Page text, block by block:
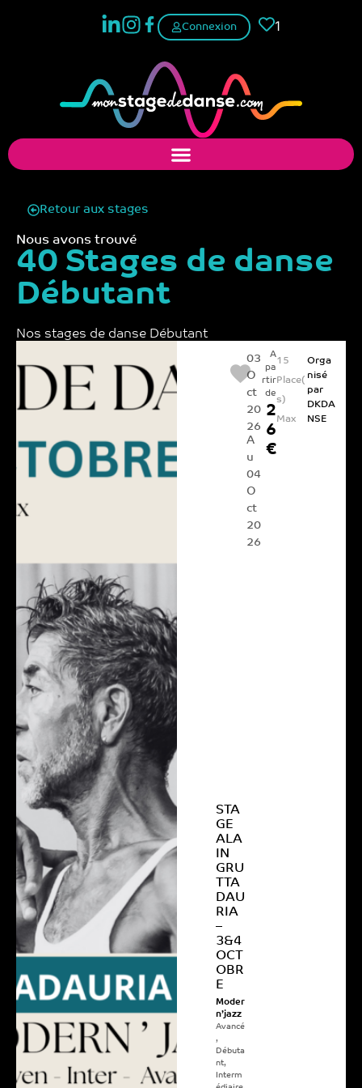
Connexion 1
Retour aux stages
Nous avons trouvé
40 Stages de danse
Débutant
Nos stages de danse​ Débutant
STA
GE
ALA
IN
GRU
TTA
DAU
RIA
–
3&4
OCT
OBR
E
Moder
n’jazz
Avancé
,
Débuta
nt,
Interm
03
O
ct
20
26
A
u
04
O
ct
20
26
A
pa
rtir
de
2
6
€
15
Place(
s)
Max
Orga
nisé
par
DKDA
NSE